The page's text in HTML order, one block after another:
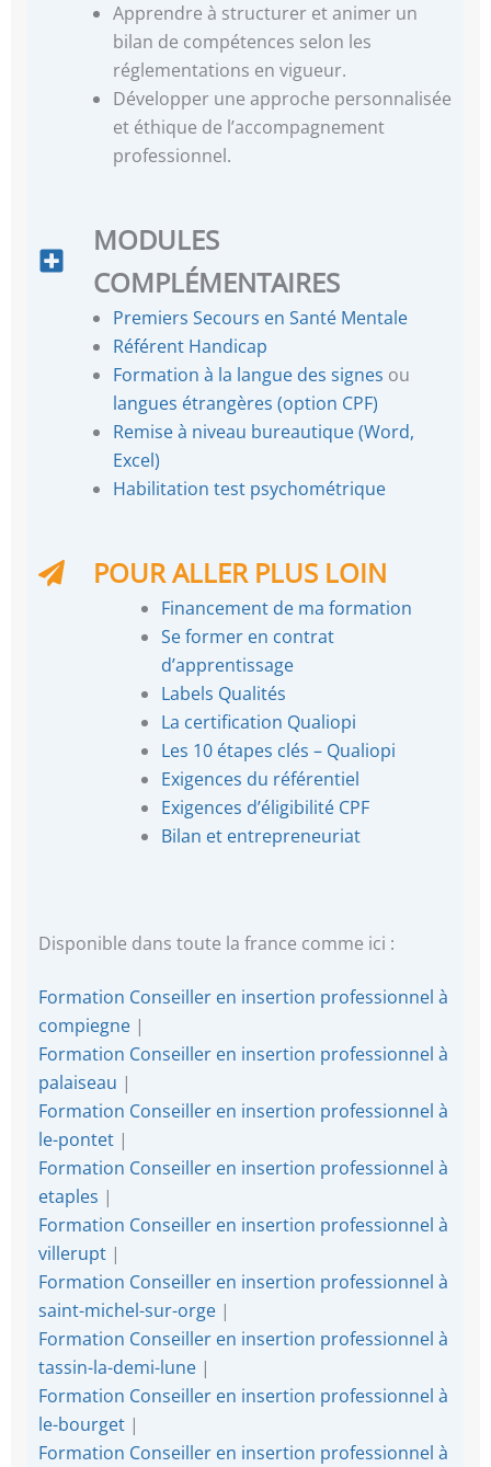
Apprendre à structurer et animer un
bilan de compétences selon les
réglementations en vigueur.
Développer une approche personnalisée
et éthique de l’accompagnement
professionnel.
MODULES
COMPLÉMENTAIRES
Premiers Secours en Santé Mentale
Référent Handicap
Formation à la langue des signes ou
langues étrangères (option CPF)
Remise à niveau bureautique (Word,
Excel)
Habilitation test psychométrique
POUR ALLER PLUS LOIN
Financement de ma formation
Se former en contrat
d’apprentissage
Labels Qualités
La certification Qualiopi
Les 10 étapes clés – Qualiopi
Exigences du référentiel
Exigences d’éligibilité CPF
Bilan et entrepreneuriat
Disponible dans toute la france comme ici :
Formation Conseiller en insertion professionnel à
compiegne |
Formation Conseiller en insertion professionnel à
palaiseau |
Formation Conseiller en insertion professionnel à
le-pontet |
Formation Conseiller en insertion professionnel à
etaples |
Formation Conseiller en insertion professionnel à
villerupt |
Formation Conseiller en insertion professionnel à
saint-michel-sur-orge |
Formation Conseiller en insertion professionnel à
tassin-la-demi-lune |
Formation Conseiller en insertion professionnel à
le-bourget |
Formation Conseiller en insertion professionnel à